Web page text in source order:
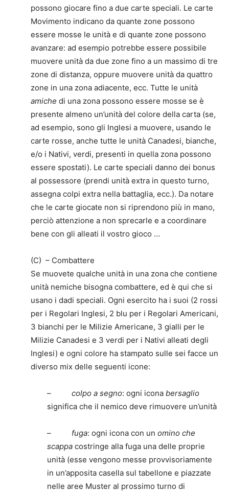
possono giocare fino a due carte speciali. Le carte
Movimento indicano da quante zone possono
essere mosse le unità e di quante zone possono
avanzare: ad esempio potrebbe essere possibile
muovere unità da due zone fino a un massimo di tre
zone di distanza, oppure muovere unità da quattro
zone in una zona adiacente, ecc. Tutte le unità
amiche di una zona possono essere mosse se è
presente almeno un’unità del colore della carta (se,
ad esempio, sono gli Inglesi a muovere, usando le
carte rosse, anche tutte le unità Canadesi, bianche,
e/o i Nativi, verdi, presenti in quella zona possono
essere spostati). Le carte speciali danno dei bonus
al possessore (prendi unità extra in questo turno,
assegna colpi extra nella battaglia, ecc.). Da notare
che le carte giocate non si riprendono più in mano,
perciò attenzione a non sprecarle e a coordinare
bene con gli alleati il vostro gioco …
(C) – Combattere
Se muovete qualche unità in una zona che contiene
unità nemiche bisogna combattere, ed è qui che si
usano i dadi speciali. Ogni esercito ha i suoi (2 rossi
per i Regolari Inglesi, 2 blu per i Regolari Americani,
3 bianchi per le Milizie Americane, 3 gialli per le
Milizie Canadesi e 3 verdi per i Nativi alleati degli
Inglesi) e ogni colore ha stampato sulle sei facce un
diverso mix delle seguenti icone:
– colpo a segno: ogni icona bersaglio
significa che il nemico deve rimuovere un’unità
– fuga: ogni icona con un omino che
scappa costringe alla fuga una delle proprie
unità (esse vengono messe provvisoriamente
in un’apposita casella sul tabellone e piazzate
nelle aree Muster al prossimo turno di